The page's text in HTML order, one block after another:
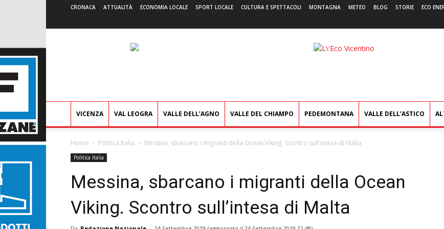
CRONACA ATTUALITÀ ECONOMIA LOCALE SPORT LOCALE CULTURA E SPETTACOLI MONTAGNA METEO BLOG STORIE ECO
L'Eco
VICENZA VAL LEOGRA VALLE DELL’AGNO VALLE DEL CHIAMPO PEDEMONTANA VALLE DELL’ASTICO
Home Politica Italia Messina, sbarcano i migranti della Ocean Viking. Scontro sull’intesa di Malta
Politica Italia
Messina, sbarcano i migranti della Ocean
Viking. Scontro sull’intesa di Malta